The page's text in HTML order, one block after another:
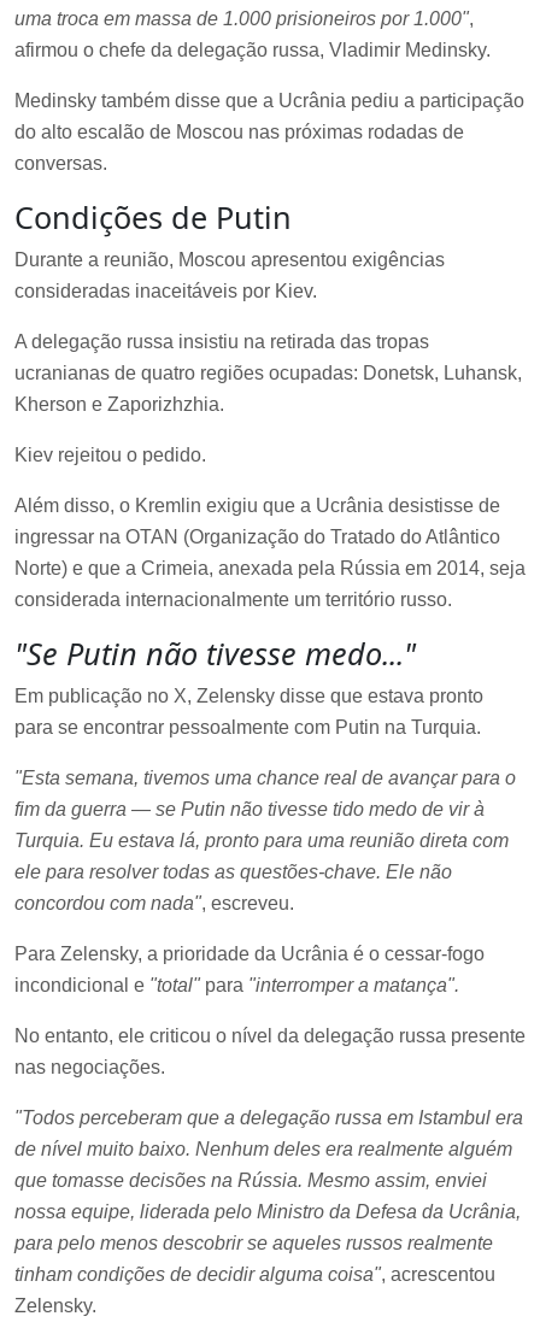
uma troca em massa de 1.000 prisioneiros por 1.000",
afirmou o chefe da delegação russa, Vladimir Medinsky.
Medinsky também disse que a Ucrânia pediu a participação
do alto escalão de Moscou nas próximas rodadas de
conversas.
Condições de Putin
Durante a reunião, Moscou apresentou exigências
consideradas inaceitáveis por Kiev.
A delegação russa insistiu na retirada das tropas
ucranianas de quatro regiões ocupadas: Donetsk, Luhansk,
Kherson e Zaporizhzhia.
Kiev rejeitou o pedido.
Além disso, o Kremlin exigiu que a Ucrânia desistisse de
ingressar na OTAN (Organização do Tratado do Atlântico
Norte) e que a Crimeia, anexada pela Rússia em 2014, seja
considerada internacionalmente um território russo.
"Se Putin não tivesse medo..."
Em publicação no X, Zelensky disse que estava pronto
para se encontrar pessoalmente com Putin na Turquia.
"Esta semana, tivemos uma chance real de avançar para o
fim da guerra — se Putin não tivesse tido medo de vir à
Turquia. Eu estava lá, pronto para uma reunião direta com
ele para resolver todas as questões-chave. Ele não
concordou com nada", escreveu.
Para Zelensky, a prioridade da Ucrânia é o cessar-fogo
incondicional e "total"para "interromper a matança".
No entanto, ele criticou o nível da delegação russa presente
nas negociações.
"Todos perceberam que a delegação russa em Istambul era
de nível muito baixo. Nenhum deles era realmente alguém
que tomasse decisões na Rússia. Mesmo assim, enviei
nossa equipe, liderada pelo Ministro da Defesa da Ucrânia,
para pelo menos descobrir se aqueles russos realmente
tinham condições de decidir alguma coisa", acrescentou
Zelensky.